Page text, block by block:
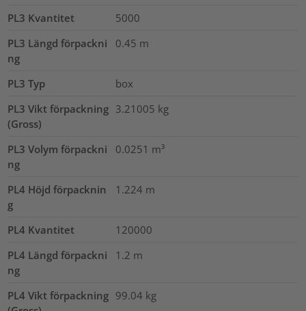
PL3 Kvantitet
5000
PL3 Längd förpackni
ng
0.45 m
PL3 Typ
box
PL3 Vikt förpackning
(Gross)
3.21005 kg
PL3 Volym förpackni
ng
0.0251 m³
PL4 Höjd förpacknin
g
1.224 m
PL4 Kvantitet
120000
PL4 Längd förpackni
ng
1.2 m
PL4 Vikt förpackning 99.04 kg